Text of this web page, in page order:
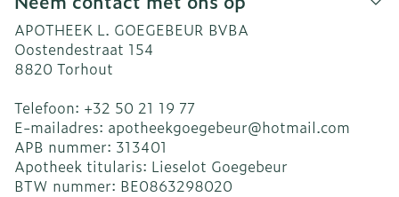
APOTHEEK L. GOEGEBEUR BVBA
Oostendestraat 154
8820 Torhout
Telefoon: +32 50 21 19 77
E-mailadres: apotheekgoegebeur@hotmail.com
APB nummer: 313401
Apotheek titularis: Lieselot Goegebeur
BTW nummer: BE0863298020